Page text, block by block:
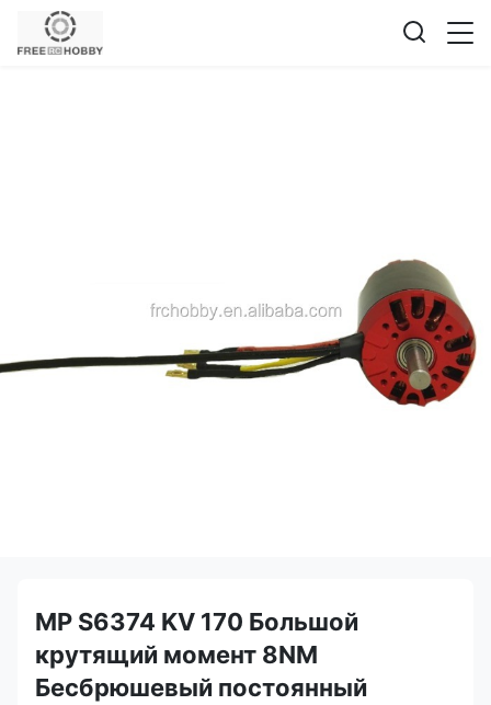
MP S6374 KV 170 Большой
крутящий момент 8NM
Бесбрюшевый постоянный